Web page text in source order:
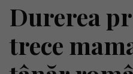
Durerea
trece